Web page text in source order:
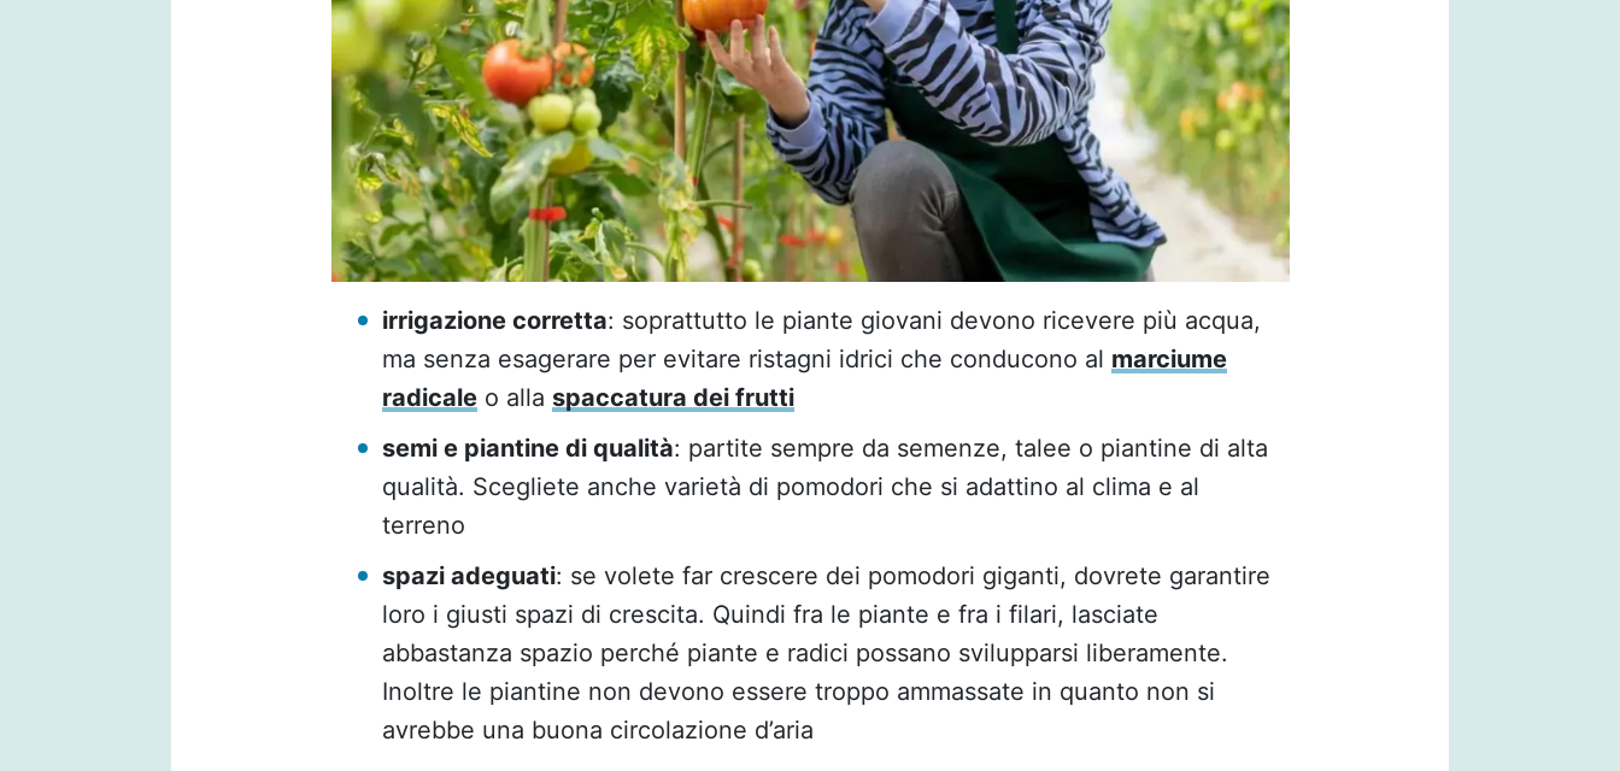
irrigazione corretta: soprattutto le piante giovani devono ricevere più acqua,
ma senza esagerare per evitare ristagni idrici che conducono al marciume
radicaleo alla spaccatura dei frutti
semi e piantine di qualità: partite sempre da semenze, talee o piantine di alta
qualità. Scegliete anche varietà di pomodori che si adattino al clima e al
terreno
spazi adeguati: se volete far crescere dei pomodori giganti, dovrete garantire
loro i giusti spazi di crescita. Quindi fra le piante e fra i filari, lasciate
abbastanza spazio perché piante e radici possano svilupparsi liberamente.
Inoltre le piantine non devono essere troppo ammassate in quanto non si
avrebbe una buona circolazione d’aria